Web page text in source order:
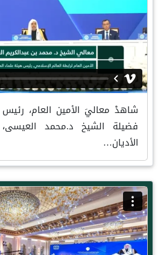
شاهدْ معاليَ الأمين العام،
فضيلة الشيخ د.محمد
الأديان…